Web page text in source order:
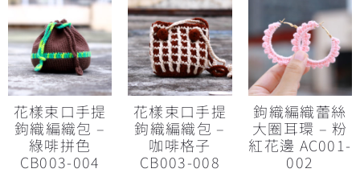
花樣束口手提
鉤織編織包 –
綠啡拼色
CB003-004
花樣束口手提
鉤織編織包 –
咖啡格子
CB003-008
鉤織編織蕾絲
大圈耳環 – 粉
紅花邊 AC001-
002